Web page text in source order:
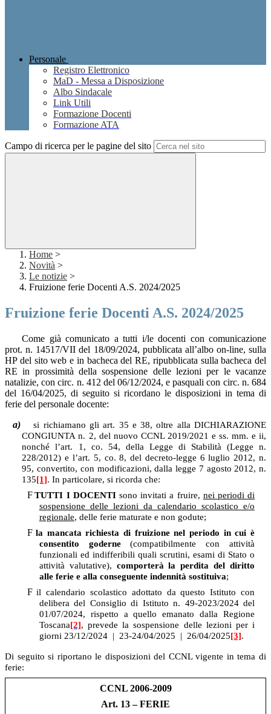
Personale
Registro Elettronico
MaD - Messa a Disposizione
Albo Sindacale
Link Utili
Formazione Docenti
Formazione ATA
Campo di ricerca per le pagine del sito
Home >
Novità >
Le notizie >
Fruizione ferie Docenti A.S. 2024/2025
Fruizione ferie Docenti A.S. 2024/2025
Come già comunicato a tutti i/le docenti con comunicazione
prot. n. 14517/VII del 18/09/2024, pubblicata all’albo on-line, sulla
HP del sito web e in bacheca del RE, ripubblicata sulla bacheca del
RE in prossimità della sospensione delle lezioni per le vacanze
natalizie, con circ. n. 412 del 06/12/2024, e pasquali con circ. n. 684
del 16/04/2025, di seguito si ricordano le disposizioni in tema di
ferie del personale docente:
a)
si richiamano gli art. 35 e 38, oltre alla DICHIARAZIONE
CONGIUNTA n. 2, del nuovo CCNL 2019/2021 e ss. mm. e ii,
nonché l’art. 1, co. 54, della Legge di Stabilità (Legge n.
228/2012) e l’art. 5, co. 8, del decreto-legge 6 luglio 2012, n.
95, convertito, con modificazioni, dalla legge 7 agosto 2012, n.
135[1]. In particolare, si ricorda che:
F TUTTI I DOCENTIsono invitati a fruire, nei periodi di
sospensione delle lezioni da calendario scolastico e/o
regionale, delle ferie maturate e non godute;
F la mancata richiesta di fruizione nel periodo in cui è
consentito goderne(compatibilmente con attività
funzionali ed indifferibili quali scrutini, esami di Stato o
attività valutative), comporterà la perdita del diritto
alle ferie e alla conseguente indennità sostituiva;
F il calendario scolastico adottato da questo Istituto con
delibera del Consiglio di Istituto n. 49-2023/2024 del
01/07/2024, rispetto a quello emanato dalla Regione
Toscana[2], prevede la sospensione delle lezioni per i
giorni 23/12/2024 | 23-24/04/2025 | 26/04/2025[3].
Di seguito si riportano le disposizioni del CCNL vigente in tema di
ferie:
CCNL 2006-2009
Art. 13 – FERIE